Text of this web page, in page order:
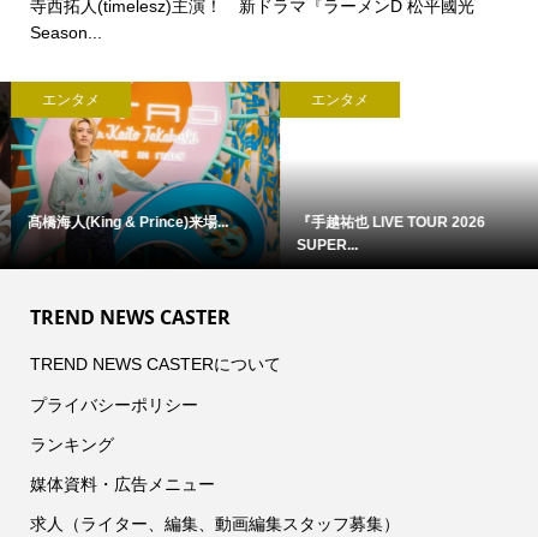
寺西拓人(timelesz)主演！ 新ドラマ『ラーメンD 松平國光
Season...
エンタメ
髙橋海人(King & Prince)来場...
エンタメ
『手越祐也 LIVE TOUR 2026
SUPER...
TREND NEWS CASTER
TREND NEWS CASTERについて
プライバシーポリシー
ランキング
媒体資料・広告メニュー
求人（ライター、編集、動画編集スタッフ募集）